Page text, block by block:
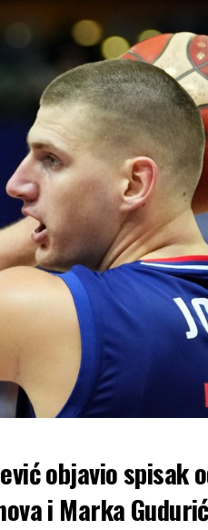
objavio spisak
i Marka